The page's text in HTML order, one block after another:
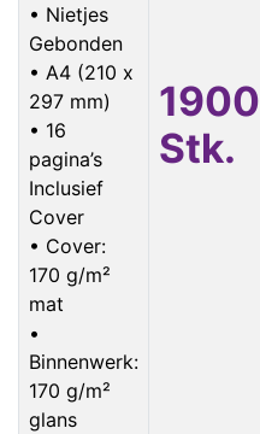
• Nietjes
Gebonden
• A4 (210 x
297 mm)
• 16
pagina’s
Inclusief
Cover
• Cover:
170 g/m²
mat
•
Binnenwerk:
170 g/m²
glans
1900
Stk.